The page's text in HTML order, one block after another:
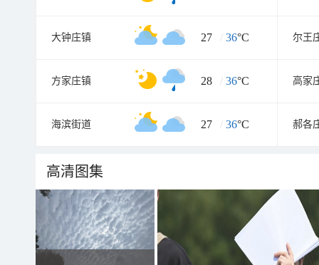
大钟庄镇 27 / 36°C 尔王
方家庄镇 28 / 36°C 高家
海滨街道 27 / 36°C 郝各
高清图集